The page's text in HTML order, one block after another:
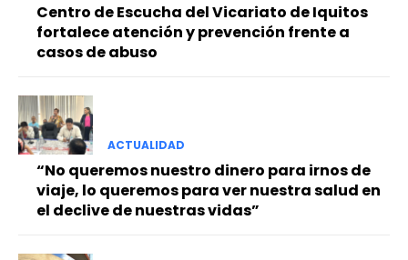
Centro de Escucha del Vicariato de Iquitos
fortalece atención y prevención frente a
casos de abuso
ACTUALIDAD
“No queremos nuestro dinero para irnos de
viaje, lo queremos para ver nuestra salud en
el declive de nuestras vidas”